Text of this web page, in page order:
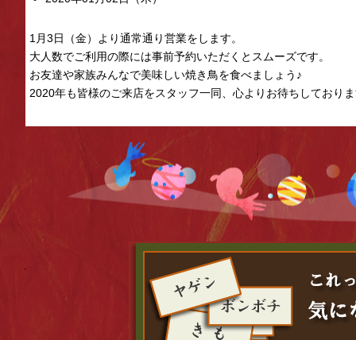
1月3日（金）より通常通り営業をします。
大人数でご利用の際には事前予約いただくとスムーズです。
お友達や家族みんなで美味しい焼き鳥を食べましょう♪
2020年も皆様のご来店をスタッフ一同、心よりお待ちしており